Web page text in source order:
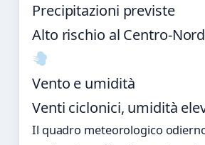
Precipitazioni previste
Alto rischio al Centro-Nord
Vento e umidità
Venti ciclonici, umidità
Il quadro meteorologico